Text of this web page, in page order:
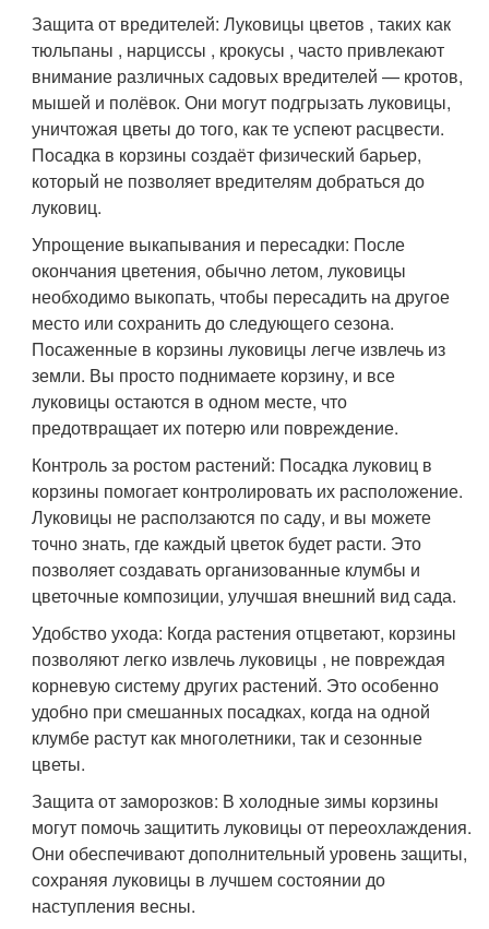
Защита от вредителей: Луковицы цветов , таких как
тюльпаны , нарциссы , крокусы , часто привлекают
внимание различных садовых вредителей — кротов,
мышей и полёвок. Они могут подгрызать луковицы,
уничтожая цветы до того, как те успеют расцвести.
Посадка в корзины создаёт физический барьер,
который не позволяет вредителям добраться до
луковиц.
Упрощение выкапывания и пересадки: После
окончания цветения, обычно летом, луковицы
необходимо выкопать, чтобы пересадить на другое
место или сохранить до следующего сезона.
Посаженные в корзины луковицы легче извлечь из
земли. Вы просто поднимаете корзину, и все
луковицы остаются в одном месте, что
предотвращает их потерю или повреждение.
Контроль за ростом растений: Посадка луковиц в
корзины помогает контролировать их расположение.
Луковицы не расползаются по саду, и вы можете
точно знать, где каждый цветок будет расти. Это
позволяет создавать организованные клумбы и
цветочные композиции, улучшая внешний вид сада.
Удобство ухода: Когда растения отцветают, корзины
позволяют легко извлечь луковицы , не повреждая
корневую систему других растений. Это особенно
удобно при смешанных посадках, когда на одной
клумбе растут как многолетники, так и сезонные
цветы.
Защита от заморозков: В холодные зимы корзины
могут помочь защитить луковицы от переохлаждения.
Они обеспечивают дополнительный уровень защиты,
сохраняя луковицы в лучшем состоянии до
наступления весны.